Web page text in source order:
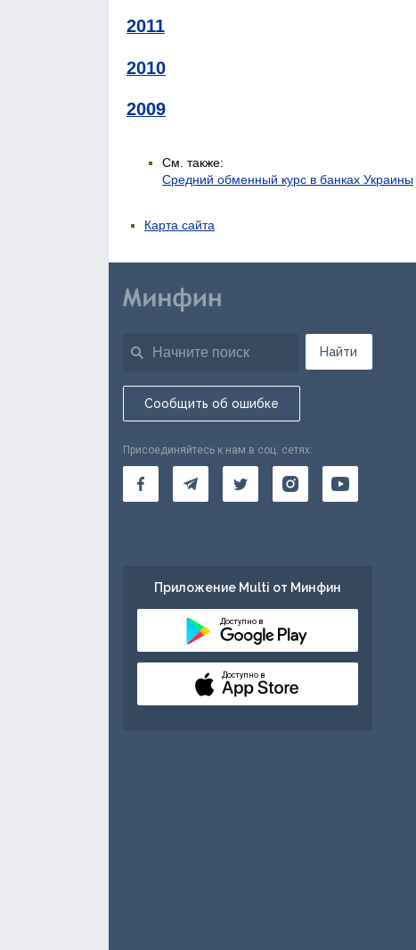
2011
2010
2009
См. также:
Средний обменный курс в банках Украины
Карта сайта
Найти
Сообщить об ошибке
Присоединяйтесь к нам в соц. сетях:
Приложение Multi от Минфин
Доступно в
Доступно в